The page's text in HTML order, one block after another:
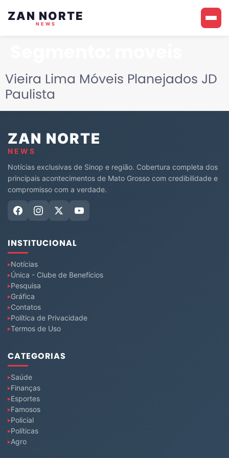
ZAN NORTE
NEWS
Vieira Lima Móveis Planejados JD
Paulista
ZAN NORTE
NEWS
Notícias exclusivas de Sinop e região. Cobertura completa dos
principais acontecimentos de Mato Grosso com credibilidade e
compromisso com a verdade.
INSTITUCIONAL
Notícias
Única - Clube de Benefícios
Pesquisa
Gráfica
Contatos
Política de Privacidade
Termos de Uso
CATEGORIAS
Saúde
Finanças
Esportes
Famosos
Policial
Políticas
Agro